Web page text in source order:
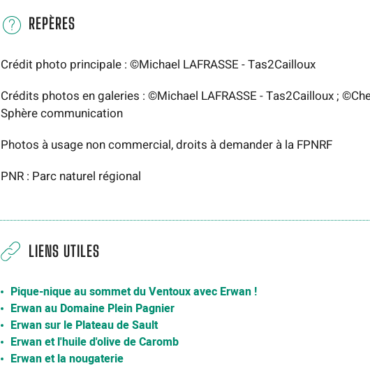
REPÈRES
Crédit photo principale : ©Michael LAFRASSE - Tas2Cailloux
Crédits photos en galeries : ©Michael LAFRASSE - Tas2Cailloux ;
Sphère communication
Photos à usage non commercial, droits à demander à la FPNRF
PNR : Parc naturel régional
LIENS UTILES
Pique-nique au sommet du Ventoux avec Erwan !
Erwan au Domaine Plein Pagnier
Erwan sur le Plateau de Sault
Erwan et l'huile d'olive de Caromb
Erwan et la nougaterie